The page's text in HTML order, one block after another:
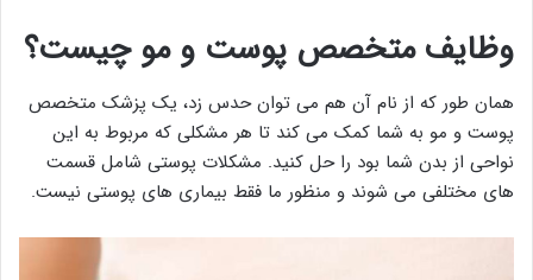
وظایف متخصص پوست و مو چیست؟
همان طور که از نام آن هم می توان حدس زد، یک پزشک متخصص
پوست و مو به شما کمک می کند تا هر مشکلی که مربوط به این
نواحی از بدن شما بود را حل کنید. مشکلات پوستی شامل قسمت
های مختلفی می شوند و منظور ما فقط بیماری های پوستی نیست.